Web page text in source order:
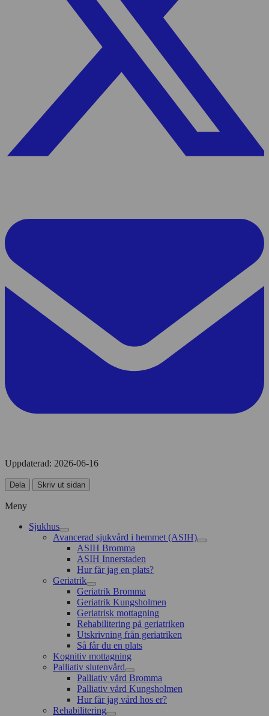
Uppdaterad: 2026-06-16
Dela Skriv ut sidan
Meny
Sjukhus
Avancerad sjukvård i hemmet (ASIH)
ASIH Bromma
ASIH Innerstaden
Hur får jag en plats?
Geriatrik
Geriatrik Bromma
Geriatrik Kungsholmen
Geriatrisk mottagning
Rehabilitering på geriatriken
Utskrivning från geriatriken
Så får du en plats
Kognitiv mottagning
Palliativ slutenvård
Palliativ vård Bromma
Palliativ vård Kungsholmen
Hur får jag vård hos er?
Rehabilitering